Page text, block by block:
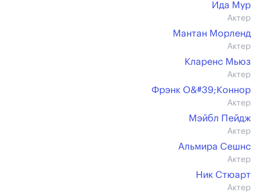
Ида Мур
Актер
Мантан Морленд
Актер
Кларенс Мьюз
Актер
Фрэнк О&#39;Коннор
Актер
Мэйбл Пейдж
Актер
Альмира Сешнс
Актер
Ник Стюарт
Актер